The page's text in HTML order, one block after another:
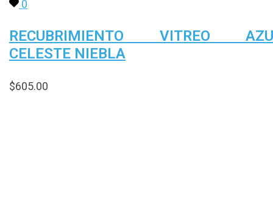
0
RECUBRIMIENTO VITREO
CELESTE NIEBLA
$605.00